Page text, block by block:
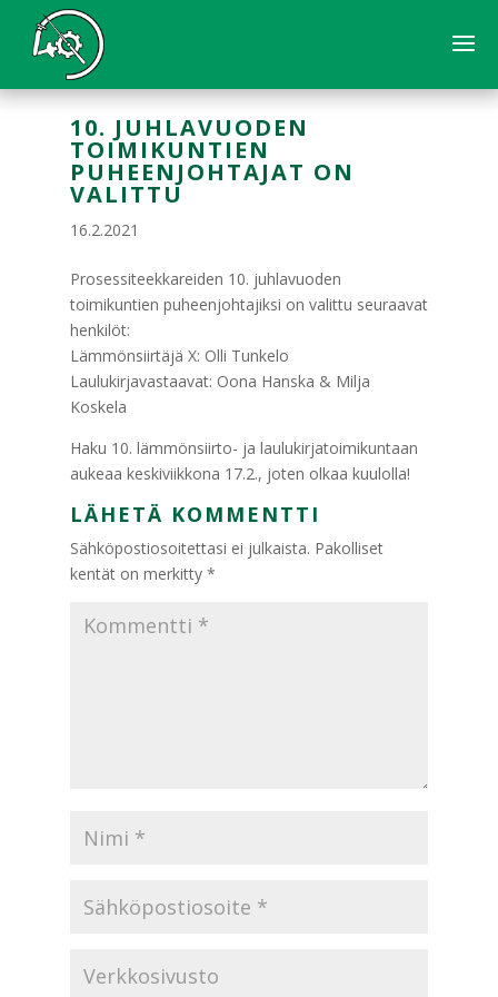
10. JUHLAVUODEN
TOIMIKUNTIEN
PUHEENJOHTAJAT ON
VALITTU
16.2.2021
Prosessiteekkareiden 10. juhlavuoden
toimikuntien puheenjohtajiksi on valittu seuraavat
henkilöt:
Lämmönsiirtäjä X: Olli Tunkelo
Laulukirjavastaavat: Oona Hanska & Milja
Koskela
Haku 10. lämmönsiirto- ja laulukirjatoimikuntaan
aukeaa keskiviikkona 17.2., joten olkaa kuulolla!
LÄHETÄ KOMMENTTI
Sähköpostiosoitettasi ei julkaista. Pakolliset
kentät on merkitty *